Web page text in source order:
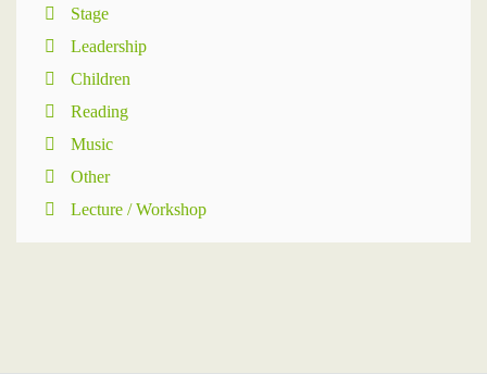
Stage
Leadership
Children
Reading
Music
Other
Lecture / Workshop